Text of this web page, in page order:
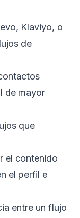
Klaviyo, o
de
de mayor
que
el contenido
el perfil e
entre un flujo